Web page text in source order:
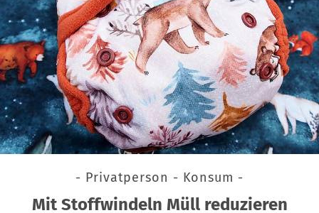
- Privatperson - Konsum -
Mit Stoffwindeln Müll reduzieren